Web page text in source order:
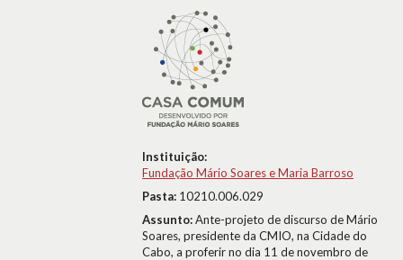
Instituição:
Fundação Mário Soares e Maria Barroso
Pasta: 10210.006.029
Assunto:Ante-projeto de discurso de Mário
Soares, presidente da CMIO, na Cidade do
Cabo, a proferir no dia 11 de novembro de